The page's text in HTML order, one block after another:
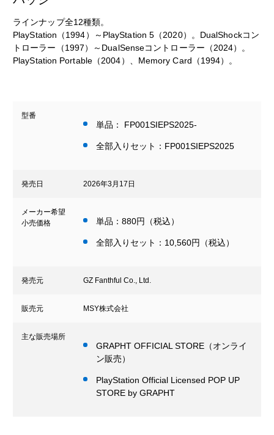
ラインナップ全12種類。
PlayStation（1994）～PlayStation 5（2020）。DualShockコン
トローラー（1997）～DualSenseコントローラー（2024）。
PlayStation Portable（2004）、Memory Card（1994）。
型番
単品： FP001SIEPS2025-
全部入りセット：FP001SIEPS2025
発売日 2026年3月17日
メーカー希望
小売価格
単品：880円（税込）
全部入りセット：10,560円（税込）
発売元 GZ Fanthful Co., Ltd.
販売元 MSY株式会社
主な販売場所
GRAPHT OFFICIAL STORE（オンライ
ン販売）
PlayStation Official Licensed POP UP
STORE by GRAPHT